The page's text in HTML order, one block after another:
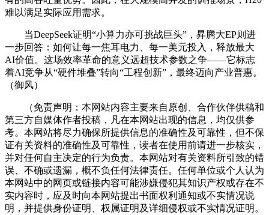
难以满足实际应用需求。
当DeepSeek证明“小算力亦可挑战巨头”，昇腾大EP则进
一步回答：如何让每一焦耳电力、每一美元投入，释放最大
AI价值。这场效率革命的意义远超技术参数之争——它标志
着AI竞争从“硬件堆叠”转向“工程创新”，最终迈向产业普惠。
（御风）
（免责声明：本网站内容主要来自原创、合作伙伴供稿和
第三方自媒体作者投稿，凡在本网站出现的信息，均仅供参
考。本网站将尽力确保所提供信息的准确性及可靠性，但不保
证有关资料的准确性及可靠性，读者在使用前请进一步核实，
并对任何自主决定的行为负责。本网站对有关资料所引致的错
误、不确或遗漏，概不负任何法律责任。任何单位或个人认为
本网站中的网页或链接内容可能涉嫌侵犯其知识产权或存在不
实内容时，应及时向本网站提出书面权利通知或不实情况说
明，并提供身份证明、权属证明及详细侵权或不实情况证明。